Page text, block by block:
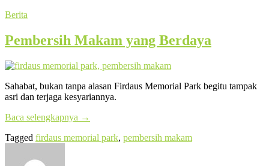
Berita
Pembersih Makam yang Berdaya
Sahabat, bukan tanpa alasan Firdaus Memorial Park begitu tampak
asri dan terjaga kesyariannya.
Baca selengkapnya →
Tagged firdaus memorial park, pembersih makam